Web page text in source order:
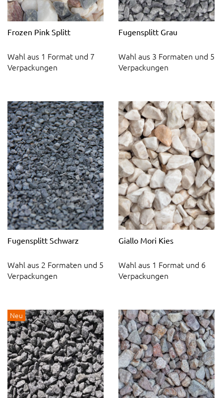
Frozen Pink Splitt
Wahl aus 1 Format und 7
Verpackungen
Fugensplitt Grau
Wahl aus 3 Formaten und 5
Verpackungen
Fugensplitt Schwarz
Wahl aus 2 Formaten und 5
Verpackungen
Giallo Mori Kies
Wahl aus 1 Format und 6
Verpackungen
Neu